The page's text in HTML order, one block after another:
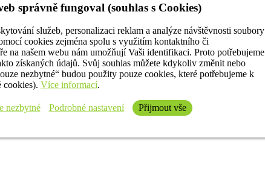
správně fungoval (souhlas s Cookies)
služeb, personalizaci reklam a analýze návštěvnosti soubory
cookies zejména spolu s využitím kontaktního či
na našem webu nám umožňují Vaši identifikaci. Proto potřebujeme
získaných údajů. Svůj souhlas můžete kdykoliv změnit nebo
nezbytné“ budou použity pouze cookies, které potřebujeme k
cookies). Více informací.
nezbytné Podrobné nastavení Přijmout vše